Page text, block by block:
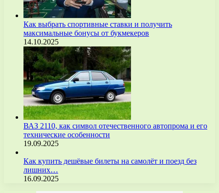
Как выбрать спортивные ставки и получить
максимальные бонусы от букмекеров
14.10.2025
ВАЗ 2110, как символ отечественного автопрома и его
технические особенности
19.09.2025
Как купить дешёвые билеты на самолёт и поезд без
лишних…
16.09.2025